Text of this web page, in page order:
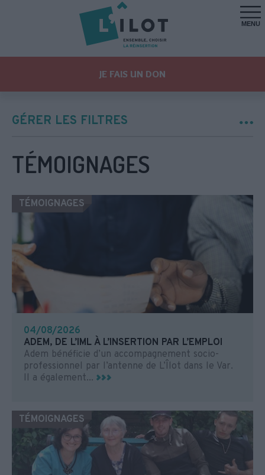
MENU
JE FAIS UN DON
GÉRER LES FILTRES
TÉMOIGNAGES
TÉMOIGNAGES
04/08/2026
ADEM, DE L’IML À L’INSERTION PAR L’EMPLOI
Adem bénéficie d’un accompagnement socio-
professionnel par l’antenne de L’Îlot dans le Var.
Il a également...
TÉMOIGNAGES